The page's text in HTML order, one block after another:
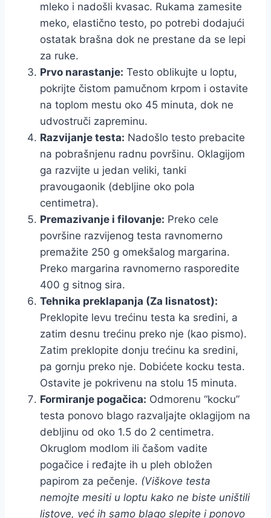
mleko i nadošli kvasac. Rukama zamesite
meko, elastično testo, po potrebi dodajući
ostatak brašna dok ne prestane da se lepi
za ruke.
Prvo narastanje: Testo oblikujte u loptu,
pokrijte čistom pamučnom krpom i ostavite
na toplom mestu oko 45 minuta, dok ne
udvostruči zapreminu.
Razvijanje testa: Nadošlo testo prebacite
na pobrašnjenu radnu površinu. Oklagijom
ga razvijte u jedan veliki, tanki
pravougaonik (debljine oko pola
centimetra).
Premazivanje i filovanje: Preko cele
površine razvijenog testa ravnomerno
premažite 250 g omekšalog margarina.
Preko margarina ravnomerno rasporedite
400 g sitnog sira.
Tehnika preklapanja (Za lisnatost):
Preklopite levu trećinu testa ka sredini, a
zatim desnu trećinu preko nje (kao pismo).
Zatim preklopite donju trećinu ka sredini,
pa gornju preko nje. Dobićete kocku testa.
Ostavite je pokrivenu na stolu 15 minuta.
Formiranje pogačica: Odmorenu “kocku”
testa ponovo blago razvaljajte oklagijom na
debljinu od oko 1.5 do 2 centimetra.
Okruglom modlom ili čašom vadite
pogačice i ređajte ih u pleh obložen
papirom za pečenje. (Viškove testa
nemojte mesiti u loptu kako ne biste uništili
listove, već ih samo blago slepite i ponovo